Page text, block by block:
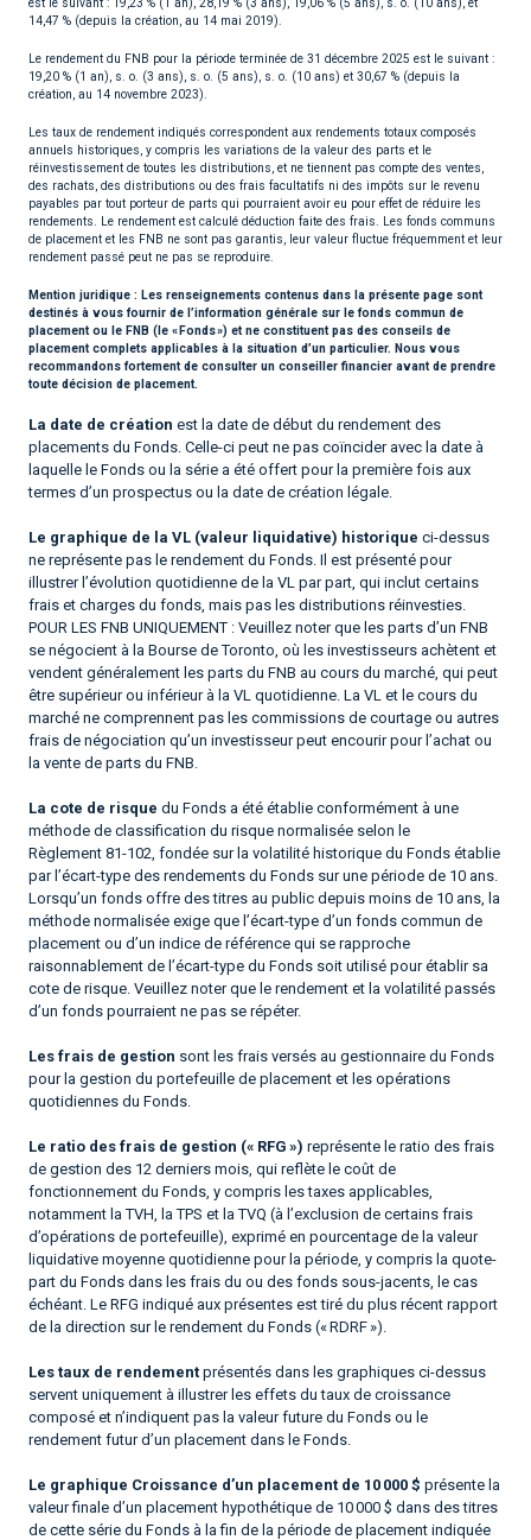
14,47 % (depuis la création, au 14 mai 2019).
Le rendement du FNB pour la période terminée de 31 décembre 2025 est le suivant :
19,20 % (1 an), s. o. (3 ans), s. o. (5 ans), s. o. (10 ans) et 30,67 % (depuis la
création, au 14 novembre 2023).
Les taux de rendement indiqués correspondent aux rendements totaux composés
annuels historiques, y compris les variations de la valeur des parts et le
réinvestissement de toutes les distributions, et ne tiennent pas compte des ventes,
des rachats, des distributions ou des frais facultatifs ni des impôts sur le revenu
payables par tout porteur de parts qui pourraient avoir eu pour effet de réduire les
rendements. Le rendement est calculé déduction faite des frais. Les fonds communs
de placement et les FNB ne sont pas garantis, leur valeur fluctue fréquemment et leur
rendement passé peut ne pas se reproduire.
Mention juridique : Les renseignements contenus dans la présente page sont
destinés à vous fournir de l’information générale sur le fonds commun de
placement ou le FNB (le « Fonds ») et ne constituent pas des conseils de
placement complets applicables à la situation d’un particulier. Nous vous
recommandons fortement de consulter un conseiller financier avant de prendre
toute décision de placement.
La date de création est la date de début du rendement des
placements du Fonds. Celle-ci peut ne pas coïncider avec la date à
laquelle le Fonds ou la série a été offert pour la première fois aux
termes d’un prospectus ou la date de création légale.
Le graphique de la VL (valeur liquidative) historique ci-dessus
ne représente pas le rendement du Fonds. Il est présenté pour
illustrer l’évolution quotidienne de la VL par part, qui inclut certains
frais et charges du fonds, mais pas les distributions réinvesties.
POUR LES FNB UNIQUEMENT : Veuillez noter que les parts d’un FNB
se négocient à la Bourse de Toronto, où les investisseurs achètent et
vendent généralement les parts du FNB au cours du marché, qui peut
être supérieur ou inférieur à la VL quotidienne. La VL et le cours du
marché ne comprennent pas les commissions de courtage ou autres
frais de négociation qu’un investisseur peut encourir pour l’achat ou
la vente de parts du FNB.
La cote de risque du Fonds a été établie conformément à une
méthode de classification du risque normalisée selon le
Règlement 81-102, fondée sur la volatilité historique du Fonds établie
par l’écart-type des rendements du Fonds sur une période de 10 ans.
Lorsqu’un fonds offre des titres au public depuis moins de 10 ans, la
méthode normalisée exige que l’écart-type d’un fonds commun de
placement ou d’un indice de référence qui se rapproche
raisonnablement de l’écart-type du Fonds soit utilisé pour établir sa
cote de risque. Veuillez noter que le rendement et la volatilité passés
d’un fonds pourraient ne pas se répéter.
Les frais de gestion sont les frais versés au gestionnaire du Fonds
pour la gestion du portefeuille de placement et les opérations
quotidiennes du Fonds.
Le ratio des frais de gestion (« RFG ») représente le ratio des frais
de gestion des 12 derniers mois, qui reflète le coût de
fonctionnement du Fonds, y compris les taxes applicables,
notamment la TVH, la TPS et la TVQ (à l’exclusion de certains frais
d’opérations de portefeuille), exprimé en pourcentage de la valeur
liquidative moyenne quotidienne pour la période, y compris la quote-
part du Fonds dans les frais du ou des fonds sous-jacents, le cas
échéant. Le RFG indiqué aux présentes est tiré du plus récent rapport
de la direction sur le rendement du Fonds (« RDRF »).
Les taux de rendement présentés dans les graphiques ci-dessus
servent uniquement à illustrer les effets du taux de croissance
composé et n’indiquent pas la valeur future du Fonds ou le
rendement futur d’un placement dans le Fonds.
Le graphique Croissance d’un placement de 10 000 $ présente la
valeur finale d’un placement hypothétique de 10 000 $ dans des titres
de cette série du Fonds à la fin de la période de placement indiquée